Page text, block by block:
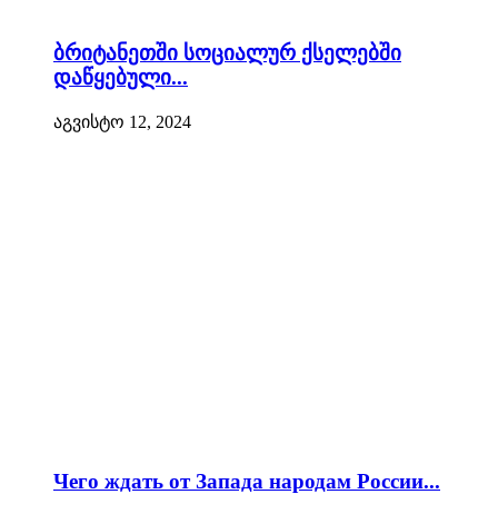
ბრიტანეთში სოციალურ ქსელებში
დაწყებული...
აგვისტო 12, 2024
Чего ждать от Запада народам России...